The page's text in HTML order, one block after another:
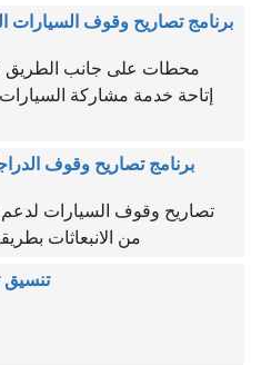
برنامج تصاريح وقوف السيارات
محطات على جانب الطريق
إتاحة خدمة مشاركة
برنامج تصاريح وقوف
تصاريح وقوف السيارات لدعم
من الانبعاثات
تنسيق